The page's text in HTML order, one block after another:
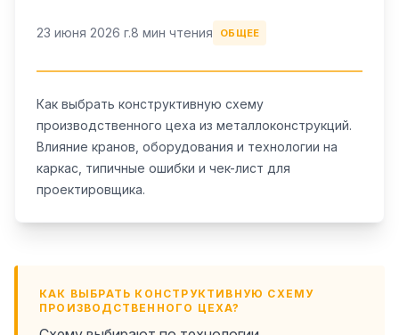
23 июня 2026 г.8 мин чтения ОБЩЕЕ
Как выбрать конструктивную схему
производственного цеха из металлоконструкций.
Влияние кранов, оборудования и технологии на
каркас, типичные ошибки и чек-лист для
проектировщика.
КАК ВЫБРАТЬ КОНСТРУКТИВНУЮ СХЕМУ
ПРОИЗВОДСТВЕННОГО ЦЕХА?